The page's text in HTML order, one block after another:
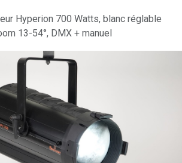
Hyperion 700 Watts, blanc réglable
13-54°, DMX + manuel